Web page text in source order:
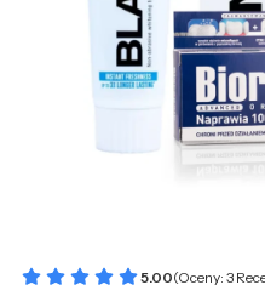
5.00(Oceny: 3